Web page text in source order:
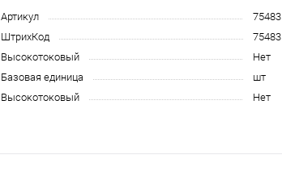
Артикул
75483
ШтрихКод
75483
Высокотоковый
Нет
Базовая единица
шт
Высокотоковый
Нет